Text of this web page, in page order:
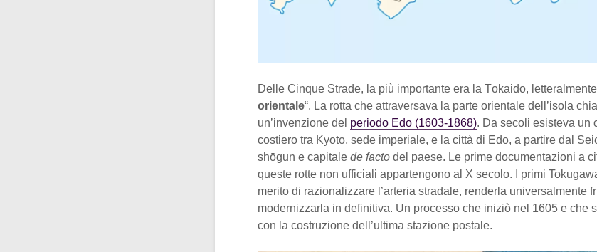
Delle Cinque Strade, la più importante era la Tōkaidō, letteralmente
orientale“. La rotta che attraversava la parte orientale dell’isola
un’invenzione del periodo Edo (1603-1868). Da secoli esisteva un
costiero tra Kyoto, sede imperiale, e la città di Edo, a partire dal
shōgun e capitale de facto del paese. Le prime documentazioni a
queste rotte non ufficiali appartengono al X secolo. I primi
merito di razionalizzare l’arteria stradale, renderla universalmente
modernizzarla in definitiva. Un processo che iniziò nel 1605 e che
con la costruzione dell’ultima stazione postale.